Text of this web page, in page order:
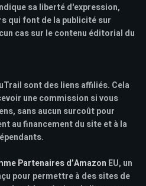
sa liberté d'expression,
qui font de la publicité sur
cas sur le contenu éditorial du
sont des liens affiliés. Cela
une commission si vous
sans aucun surcoût pour
au financement du site et à la
Partenaires d’Amazon EU, un
pour permettre à des sites de